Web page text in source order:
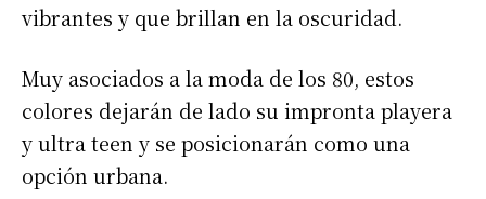
vibrantes y que brillan en la oscuridad.
Muy asociados a la moda de los 80, estos
colores dejarán de lado su impronta playera
y ultra teen y se posicionarán como una
opción urbana.